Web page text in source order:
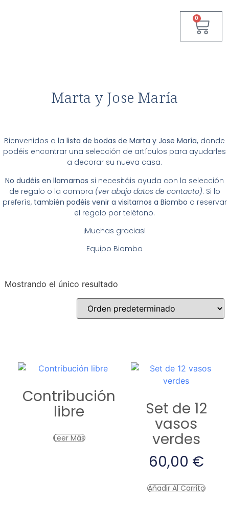
0
Marta y Jose María
Bienvenidos a la lista de bodas de Marta y Jose María, donde
podéis encontrar una selección de artículos para ayudarles
a decorar su nueva casa.
No dudéis en llamarnos si necesitáis ayuda con la selección
de regalo o la compra (ver abajo datos de contacto). Si lo
preferís, también podéis venir a visitarnos a Biombo o reservar
el regalo por teléfono.
¡Muchas gracias!
Equipo Biombo
Mostrando el único resultado
Contribución
libre
Leer Más
Set de 12
vasos
verdes
60,00 €
Añadir Al Carrito